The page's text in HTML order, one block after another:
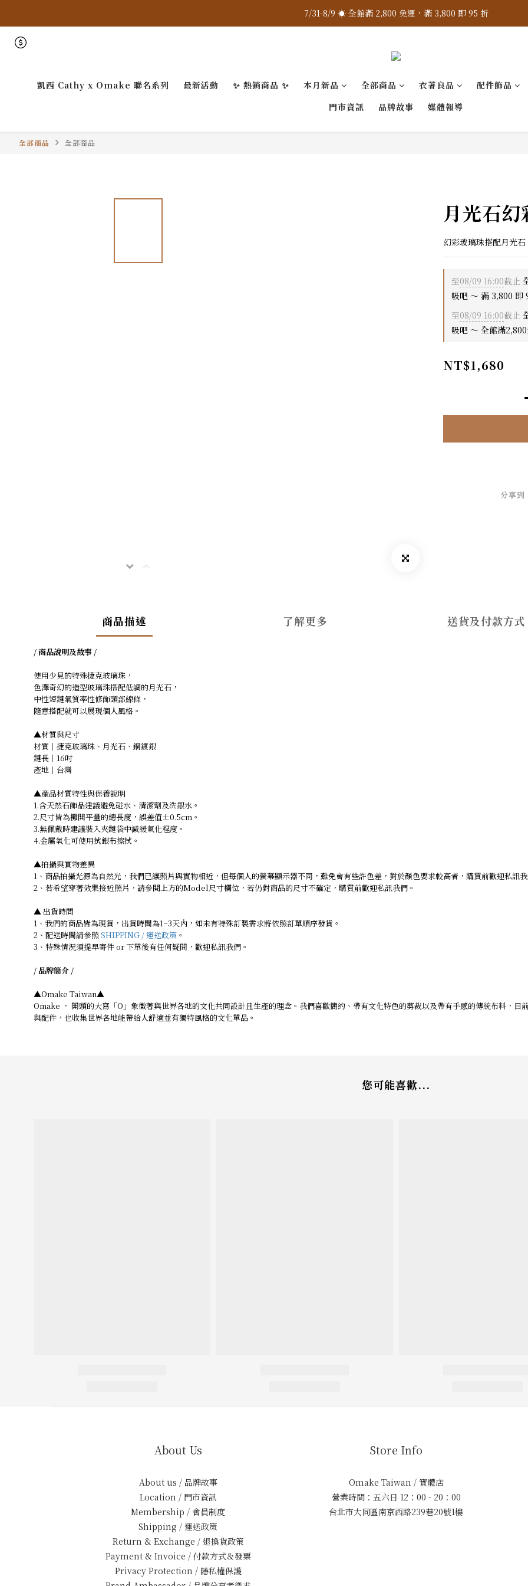
7/31-8/9 ☀️ 全館滿 2,800 免運，滿 3,800 即 95 折
7/31-8/9 ☀️ 全館滿 2,800 免運，滿 3,800 即 95 折
7/31-8/9 ☀️ 全館滿 2,800 免運，滿 3,800 即 95 折
凱西 Cathy x Omake 聯名系列 最新活動 ✨ 熱銷商品 ✨ 本月新品 全部商品 衣著良品
配件飾品
門市資訊
品牌故事 媒體報導
全部商品 全部商品
月光石
幻彩玻璃珠搭配月光
至08/09 16:00截止
吸吧 ～ 滿 3,800 即
至08/09 16:00截止
吸吧 ～ 全館滿
NT$1,680
分享到
商品描述 了解更多 送貨及付款方式
/ 商品說明及故事 /
使用少見的特殊捷克玻璃珠，
色澤奇幻的造型玻璃珠搭配低調的月光石 ，
中性短鏈氣質率性修飾頸部線條 ，
隨意搭配就可以展現個人風格。
▲材質與尺寸
材質｜捷克玻璃珠、月光石、銅鍍銀
鏈長｜16吋
產地｜台灣
▲產品材質特性與保養說明
1.含天然石飾品建議避免碰水、清潔劑及洗銀水。
2.尺寸皆為攤開平量的總長度，誤差值±0.5cm。
3.無佩戴時建議裝入夾鏈袋中減緩氧化程度。
4.金屬氧化可使用拭銀布擦拭。
▲拍攝與實物差異
1、商品拍攝光源為自然光，我們已讓照片與實物相近，但每個人的螢幕顯示器不同，難免會有些許色差，對於顏色要求較高者，購買前歡迎私訊
2、若希望穿著效果接近照片，請參閱上方的Model尺寸欄位，若仍對商品的尺寸不確定，購買前歡迎私訊我們。
▲ 出貨時間
1、我們的商品皆為現貨，出貨時間為1~3天內，如未有特殊訂製需求將依照訂單順序發貨。
2、配送時間請參照 SHIPPING / 運送政策 。
3、特殊情況須提早寄件 or 下單後有任何疑問，歡迎私訊我們。
/ 品牌簡介 /
▲Omake Taiwan▲
Omake ， 開頭的大寫「O」象徵著與世界各地的文化共同設計且生產的理念。我們喜歡簡約、帶有文化特色的剪裁以及帶有手感的傳統布料，
與配件，也收集世界各地能帶給人舒適並有獨特風格的文化單品。
您可能喜歡...
About Us
About us / 品牌故事
Location / 門市資訊
Membership / 會員制度
Shipping / 運送政策
Return & Exchange / 退換貨政策
Payment & Invoice / 付款方式＆發票
Privacy Protection / 隱私權保護
Store Info
Omake Taiwan / 實體店
營業時間：五六日 12：00 - 20：00
台北市大同區南京西路239巷20號1樓